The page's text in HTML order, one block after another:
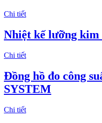
Chi tiết
Nhiệt kế lưỡng kim
Chi tiết
Đồng hồ đo công
SYSTEM
Chi tiết